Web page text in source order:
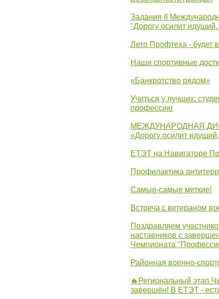
Задания II
"Дорогу осилит
Лето Профтеха - будет
Наши спортивные
«Банкротство рядом»
Учиться у лучших:
профессию
МЕЖДУНАРОДНАЯ
«Дорогу осилит
ЕТЭТ на Навигаторе
Профилактика
Самые-самые меткие!
Встреча с ветераном
Поздравляем
наставников с
Чемпионата
Районная военно-
🔥Региональный этап
завершён! В ЕТЭТ -